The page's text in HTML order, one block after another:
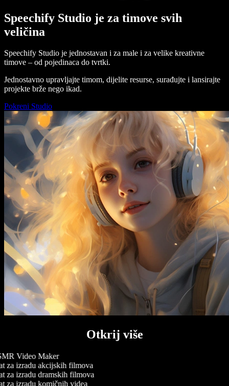
Speechify Studio je za timove svih
veličina
Speechify Studio je jednostavan i za male i za velike kreativne
timove – od pojedinaca do tvrtki.
Jednostavno upravljajte timom, dijelite resurse, surađujte i lansirajte
projekte brže nego ikad.
Pokreni Studio
Otkrij više
Video Maker
za izradu akcijskih filmova
za izradu dramskih filmova
za izradu komičnih videa